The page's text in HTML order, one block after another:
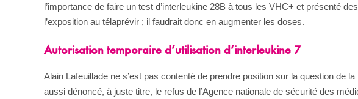
l’importance de faire un test d’interleukine 28B à tous les VHC+ et présenté
l’exposition au télaprévir ; il faudrait donc en augmenter les doses.
Autorisation temporaire d’utilisation d’interleukine 7
Alain Lafeuillade ne s’est pas contenté de prendre position sur la question de
aussi dénoncé, à juste titre, le refus de l’Agence nationale de sécurité des